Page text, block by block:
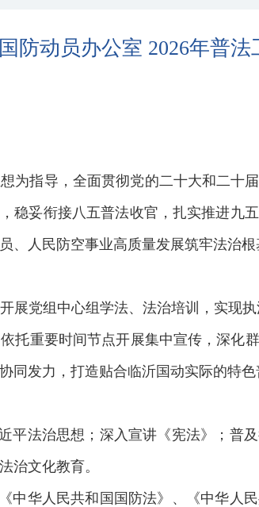
防动员办公室 2026年普
为指导，全面贯彻党的二十大和二十
稳妥衔接八五普法收官，扎实推进九
、人民防空事业高质量发展筑牢法治根
展党组中心组学法、法治培训，实现
托重要时间节点开展集中宣传，深化
同发力，打造贴合临沂国动实际的特色
平法治思想；深入宣讲《宪法》；普
治文化教育。
中华人民共和国国防法》、《中华人